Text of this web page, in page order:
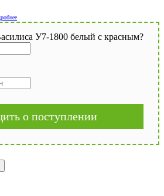
У7-1800 белый с красным?
о поступлении